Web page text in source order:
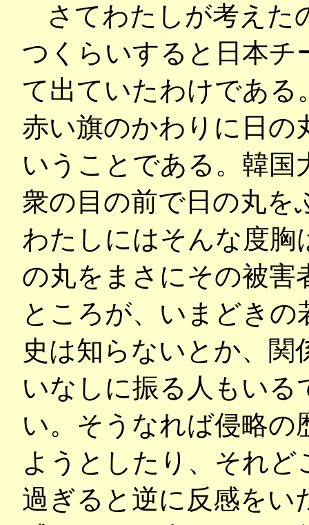
さてわたしが考えた
つくらいすると日本
て出ていたわけであ
赤い旗のかわりに日の
いうことである。韓国
衆の目の前で日の丸を
わたしにはそんな度胸
の丸をまさにその被害
ところが、いまどき
史は知らないとか、
いなしに振る人もい
い。そうなれば侵略の
ようとしたり、それ
過ぎると逆に反感をい